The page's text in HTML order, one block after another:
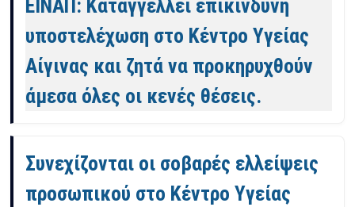
ΕΙΝΑΠ: Καταγγέλλει επικίνδυνη
υποστελέχωση στο Κέντρο Υγείας
Αίγινας και ζητά να προκηρυχθούν
άμεσα όλες οι κενές θέσεις.
Συνεχίζονται οι σοβαρές ελλείψεις
προσωπικού στο Κέντρο Υγείας